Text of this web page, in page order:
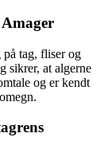
tag, fliser og
sikrer, at algerne
og er kendt